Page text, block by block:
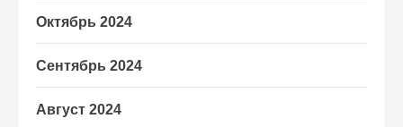
Октябрь 2024
Сентябрь 2024
Август 2024